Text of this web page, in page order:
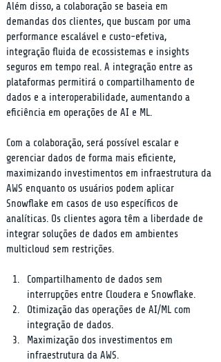
Além disso, a colaboração se baseia em
demandas dos clientes, que buscam por uma
performance escalável e custo-efetiva,
integração fluida de ecossistemas e insights
seguros em tempo real. A integração entre as
plataformas permitirá o compartilhamento de
dados e a interoperabilidade, aumentando a
eficiência em operações de AI e ML.
Com a colaboração, será possível escalar e
gerenciar dados de forma mais eficiente,
maximizando investimentos em infraestrutura da
AWS enquanto os usuários podem aplicar
Snowflake em casos de uso específicos de
analíticas. Os clientes agora têm a liberdade de
integrar soluções de dados em ambientes
multicloud sem restrições.
Compartilhamento de dados sem
interrupções entre Cloudera e Snowflake.
Otimização das operações de AI/ML com
integração de dados.
Maximização dos investimentos em
infraestrutura da AWS.